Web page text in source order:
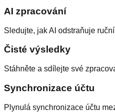
AI zpracování
Sledujte, jak AI odstraňuje
Čisté výsledky
Stáhněte a sdílejte své
Synchronizace účtu
Plynulá synchronizace účtu